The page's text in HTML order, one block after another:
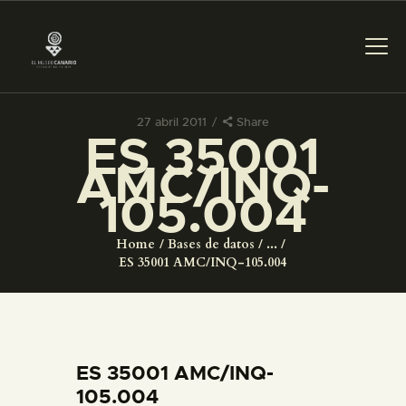
27 abril 2011 Share
ES 35001
AMC/INQ-
105.004
Home Bases de datos
...
ES 35001 AMC/INQ-105.004
PREPARAR LA VISITA
ACTIVIDADES
COLECCIONES
ES 35001 AMC/INQ-
105.004